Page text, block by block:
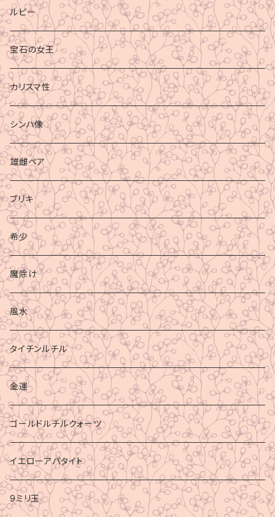
ルビー
宝石の女王
カリスマ性
シンハ像
雄雌ペア
ブリキ
希少
魔除け
風水
タイチンルチル
金運
ゴールドルチルクォーツ
イエローアパタイト
9ミリ玉